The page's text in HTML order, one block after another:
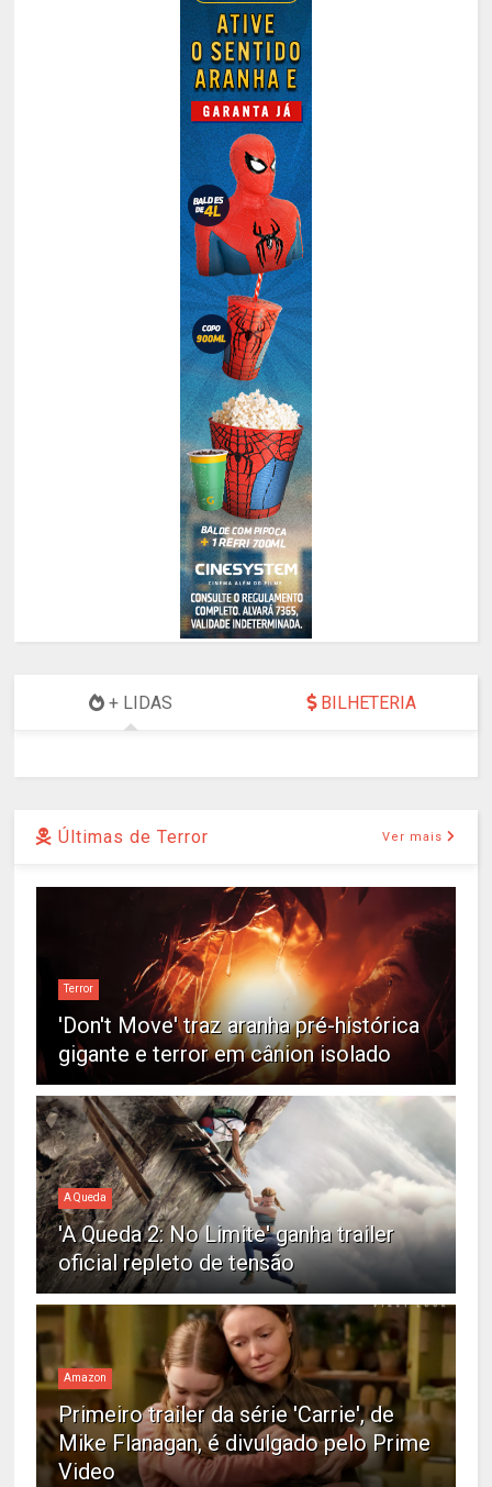
+ LIDAS BILHETERIA
Últimas de Terror Ver mais
Terror
'Don't Move' traz aranha pré-histórica
gigante e terror em cânion isolado
A Queda
'A Queda 2: No Limite' ganha trailer
oficial repleto de tensão
Amazon
Primeiro trailer da série 'Carrie', de
Mike Flanagan, é divulgado pelo Prime
Video